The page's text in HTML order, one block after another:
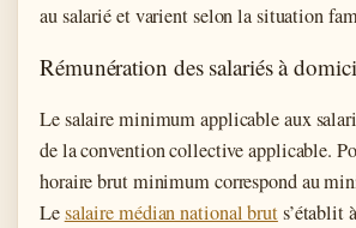
au salarié et varient selon la situation
Rémunération des salariés à
Le salaire minimum applicable aux
de la convention collective applicable.
horaire brut minimum correspond au
Lesalaire médian national bruts’établit